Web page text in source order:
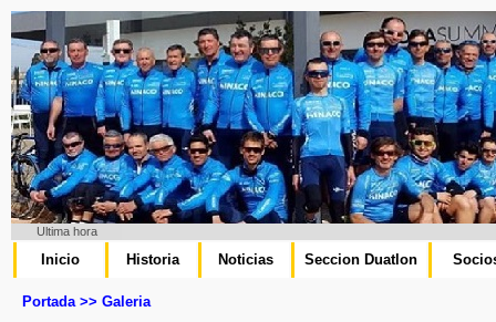
Ultima hora
Inicio Historia Noticias Seccion Duatlon
Portada >> Galeria